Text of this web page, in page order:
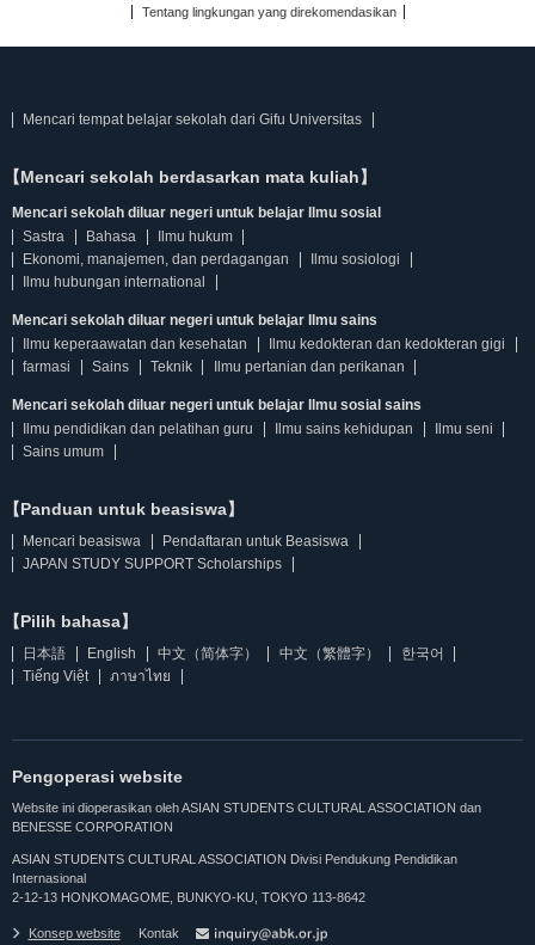
Tentang lingkungan yang direkomendasikan
Mencari tempat belajar sekolah dari Gifu Universitas
【Mencari sekolah berdasarkan mata kuliah】
Mencari sekolah diluar negeri untuk belajar Ilmu sosial
Sastra
Bahasa
Ilmu hukum
Ekonomi, manajemen, dan perdagangan
Ilmu sosiologi
Ilmu hubungan international
Mencari sekolah diluar negeri untuk belajar Ilmu sains
Ilmu keperaawatan dan kesehatan
Ilmu kedokteran dan kedokteran gigi
farmasi
Sains Teknik Ilmu pertanian dan perikanan
Mencari sekolah diluar negeri untuk belajar Ilmu sosial sains
Ilmu pendidikan dan pelatihan guru
Ilmu sains kehidupan
Ilmu seni
Sains umum
【Panduan untuk beasiswa】
Mencari beasiswa
Pendaftaran untuk Beasiswa
JAPAN STUDY SUPPORT Scholarships
【Pilih bahasa】
日本語 English 中文（简体字） 中文（繁體字）
한국어
Tiếng Việt
ภาษาไทย
Pengoperasi website
Website ini dioperasikan oleh ASIAN STUDENTS CULTURAL ASSOCIATION dan
BENESSE CORPORATION
ASIAN STUDENTS CULTURAL ASSOCIATION Divisi Pendukung Pendidikan
Internasional
2-12-13 HONKOMAGOME, BUNKYO-KU, TOKYO 113-8642
Konsep website Kontak